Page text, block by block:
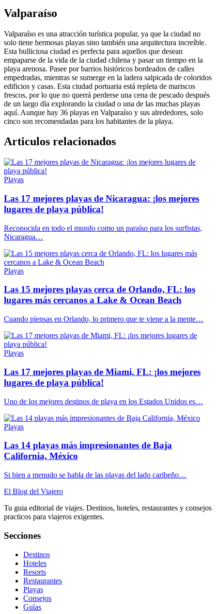
Valparaíso
Valparaíso es una atracción turística popular, ya que la ciudad no
solo tiene hermosas playas sino también una arquitectura increíble.
Esta bulliciosa ciudad es perfecta para aquellos que desean
empaparse de la vida de la ciudad chilena y pasar un tiempo en la
playa arenosa. Pasee por barrios históricos bordeados de calles
empedradas, mientras se sumerge en la ladera salpicada de coloridos
edificios y casas. Esta ciudad portuaria está repleta de mariscos
frescos, por lo que no querrá perderse una cena de pescado después
de un largo día explorando la ciudad o una de las muchas playas
aquí. Aunque hay 36 playas en Valparaíso y sus alrededores, solo
cinco son recomendadas para los habitantes de la playa.
Articulos relacionados
Playas
Las 17 mejores playas de Nicaragua: ¡los mejores
lugares de playa pública!
Reconocida en todo el mundo como un paraíso para los surfistas,
Nicaragua…
Playas
Las 15 mejores playas cerca de Orlando, FL: los
lugares más cercanos a Lake & Ocean Beach
Cuando piensas en Orlando, lo primero que te viene a la mente…
Playas
Las 17 mejores playas de Miami, FL: ¡los mejores
lugares de playa pública!
Uno de los mejores destinos de playa en los Estados Unidos es…
Playas
Las 14 playas más impresionantes de Baja
California, México
Si bien a menudo se habla de las playas del lado caribeño…
El Blog del Viajero
Tu guia editorial de viajes. Destinos, hoteles, restaurantes y consejos
practicos para viajeros exigentes.
Secciones
Destinos
Hoteles
Resorts
Restaurantes
Playas
Consejos
Guías